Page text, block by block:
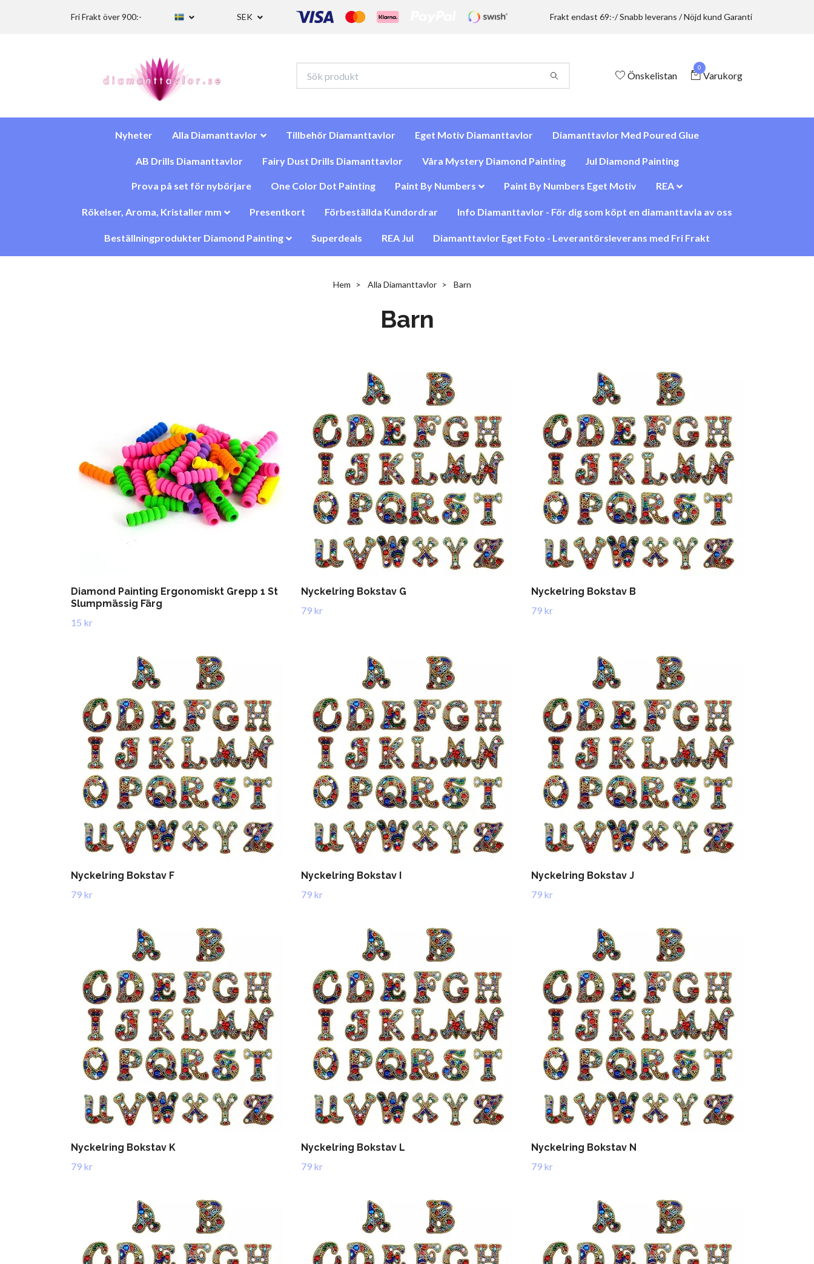
Fri Frakt över 900:- SEK Frakt endast 69:-/ Snabb leverans / Nöjd kund Garanti
Önskelistan
0
Varukorg
Nyheter Alla Diamanttavlor Tillbehör Diamanttavlor Eget Motiv Diamanttavlor Diamanttavlor Med Poured Glue
AB Drills Diamanttavlor Fairy Dust Drills Diamanttavlor Våra Mystery Diamond Painting Jul Diamond Painting
Prova på set för nybörjare One Color Dot Painting Paint By Numbers Paint By Numbers Eget Motiv REA
Rökelser, Aroma, Kristaller mm Presentkort Förbeställda Kundordrar Info Diamanttavlor - För dig som köpt en diamanttavla av oss
Beställningprodukter Diamond Painting Superdeals REA Jul Diamanttavlor Eget Foto - Leverantörsleverans med Fri Frakt
Hem Alla Diamanttavlor Barn
Barn
Diamond Painting Ergonomiskt Grepp 1 St
Slumpmässig Färg
15 kr
Nyckelring Bokstav G
79 kr
Nyckelring Bokstav B
79 kr
Nyckelring Bokstav F
79 kr
Nyckelring Bokstav I
79 kr
Nyckelring Bokstav J
79 kr
Nyckelring Bokstav K
79 kr
Nyckelring Bokstav L
79 kr
Nyckelring Bokstav N
79 kr